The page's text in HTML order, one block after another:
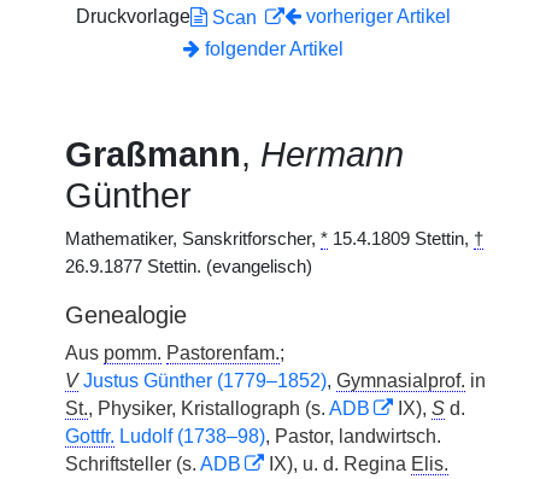
Druckvorlage
Scan
vorheriger Artikel
folgender Artikel
Graßmann, Hermann
Günther
Mathematiker, Sanskritforscher, * 15.4.1809 Stettin, †
26.9.1877 Stettin. (evangelisch)
Genealogie
Aus pomm. Pastorenfam.;
V Justus Günther (1779–1852), Gymnasialprof. in
St., Physiker, Kristallograph (s. ADB IX), S d.
Gottfr. Ludolf (1738–98), Pastor, landwirtsch.
Schriftsteller (s. ADB IX), u. d. Regina Elis.